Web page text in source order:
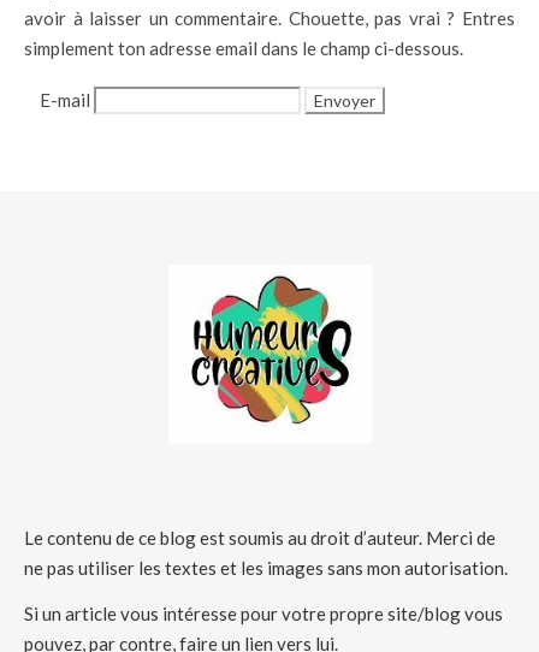
avoir à laisser un commentaire. Chouette, pas vrai ? Entres
simplement ton adresse email dans le champ ci-dessous.
E-mail
Le contenu de ce blog est soumis au droit d’auteur. Merci de
ne pas utiliser les textes et les images sans mon autorisation.
Si un article vous intéresse pour votre propre site/blog vous
pouvez, par contre, faire un lien vers lui.